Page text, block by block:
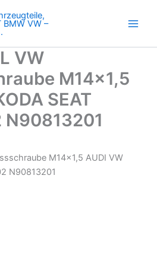
VW
M14x1,5
SEAT
M14x1,5 AUDI VW
N90813201